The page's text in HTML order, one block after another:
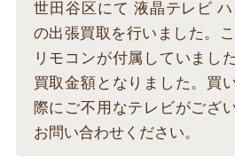
世田谷区にて 液晶テレビ
の出張買取を行いました。
リモコンが付属していまし
買取金額となりました。買
際にご不用なテレビがござ
お問い合わせください。